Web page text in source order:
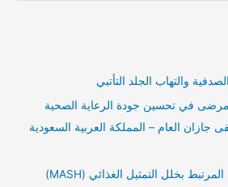
والتهاب الجلد التأتبي
في تحسين جودة الرعاية الصحية
العام – المملكة العربية السعودية
انتشار اعتلال الكبد الدهني المرتبط بخلل التمثيل الغذائي (MASH)